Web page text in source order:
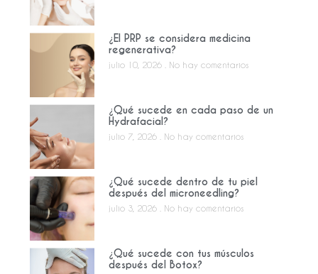
¿El PRP se considera medicina
regenerativa?
julio 10, 2026 No hay comentarios
¿Qué sucede en cada paso de un
Hydrafacial?
julio 7, 2026 No hay comentarios
¿Qué sucede dentro de tu piel
después del microneedling?
julio 3, 2026 No hay comentarios
¿Qué sucede con tus músculos
después del Botox?